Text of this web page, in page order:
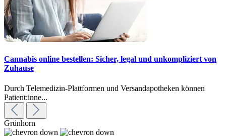
Cannabis online bestellen: Sicher, legal und unkompliziert von
Zuhause
Durch Telemedizin-Plattformen und Versandapotheken können
Patient:inne...
Grünhorn